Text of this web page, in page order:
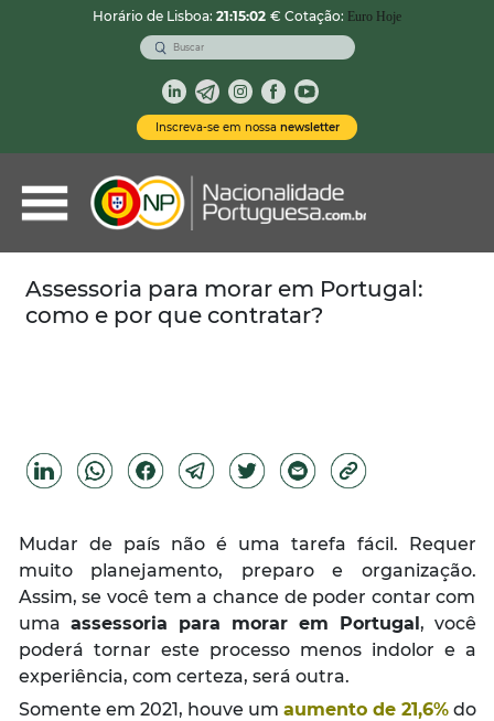
Horário de Lisboa: 21:15:03 € Cotação: Euro Hoje
Inscreva-se em nossa newsletter
Nacionalidade Portuguesa
Vistos de Residência
Imóveis em Portugal
Demais Serviços
Assessoria para morar em Portugal:
como e por que contratar?
Mudar de país não é uma tarefa fácil. Requer
muito planejamento, preparo e organização.
Assim, se você tem a chance de poder contar com
uma assessoria para morar em Portugal, você
poderá tornar este processo menos indolor e a
experiência, com certeza, será outra.
Somente em 2021, houve um aumento de 21,6%do